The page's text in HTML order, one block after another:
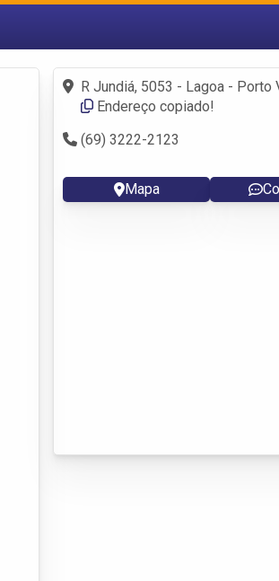
Fazer login
Criar conta
R Jundiá, 5053 - Lagoa - Porto
Endereço copiado!
(69) 3222-2123
Mapa